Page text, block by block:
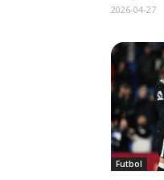
2026-04-27
Futbol